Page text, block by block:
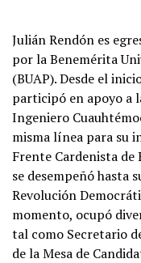
Julián Rendón es
por la Benemérita
(BUAP). Desde el
participó en apoyo a
Ingeniero
misma línea para su
Frente Cardenista
se desempeñó hasta
Revolución
momento, ocupó
tal como Secretario
de la Mesa de